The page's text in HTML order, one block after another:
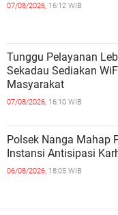
07/08/2026, 16:12 WIB
Tunggu Pelayanan
Sekadau Sediakan
Masyarakat
07/08/2026, 16:10 WIB
Polsek Nanga Mahap
Instansi Antisipasi
06/08/2026, 18:05 WIB